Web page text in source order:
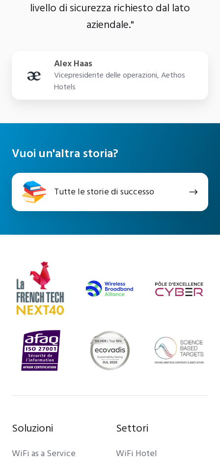
livello di sicurezza richiesto dal lato
aziendale."
Alex Haas
Vicepresidente delle operazioni, Aethos
Hotels
Vuoi un'altra storia?
Tutte le storie di successo
Tutte
storie
successo
Soluzioni
WiFi as a Service
Settori
WiFi Hotel